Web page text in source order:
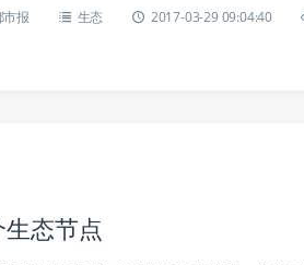
报 生态 2017-03-29 09:04:40
态节点